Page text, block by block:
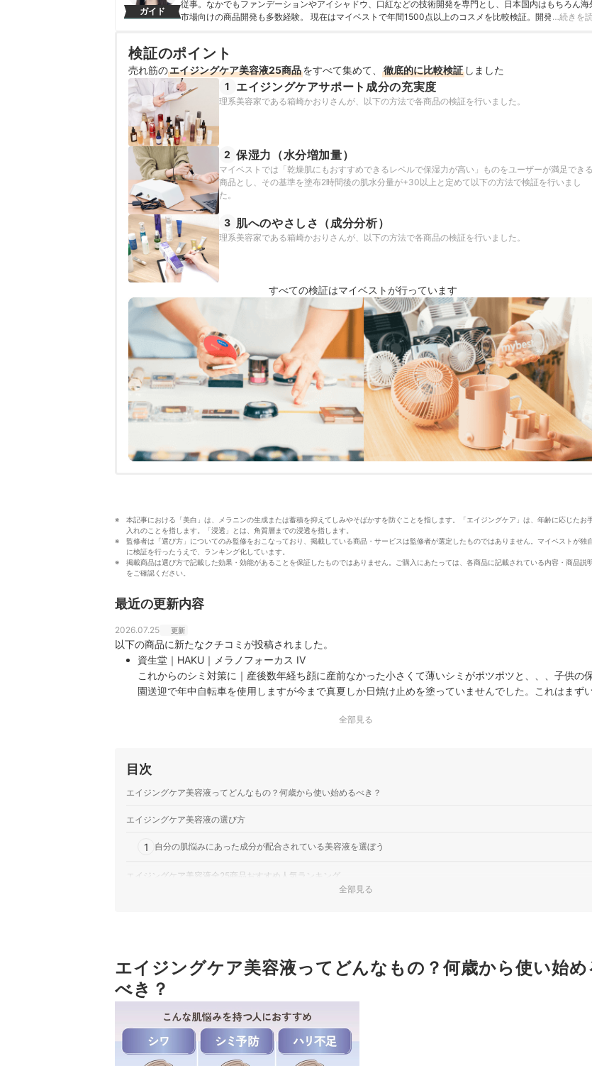
ガイド
従事。なかでもファンデーションやアイシャドウ、口紅などの技術開発を専門とし、日本国内はもちろん海
市場向けの商品開発も多数経験。 現在はマイベストで年間1500点以上のコスメを比較検証。開発現場で培
西海友梨恵（Yurie Nishiumi）のプロフィール
…続きを
検証のポイント
売れ筋のエイジングケア美容液25商品をすべて集めて、 徹底的に比較検証 しました
1
エイジングケアサポート成分の充実度
理系美容家である箱崎かおりさんが、以下の方法で各商品の検証を行いました。
2 保湿力（水分増加量）
マイベストでは「乾燥肌にもおすすめできるレベルで保湿力が高い」ものをユーザーが満足できる
商品とし、その基準を塗布2時間後の肌水分量が+30以上と定めて以下の方法で検証を行いまし
た。
3 肌へのやさしさ（成分分析）
理系美容家である箱崎かおりさんが、以下の方法で各商品の検証を行いました。
すべての検証はマイベストが行っています
本記事における「美白」は、メラニンの生成または蓄積を抑えてしみやそばかすを防ぐことを指します。「エイジングケア」は、年齢に応じたお
入れのことを指します。「浸透」とは、角質層までの浸透を指します。
監修者は「選び方」についてのみ監修をおこなっており、掲載している商品・サービスは監修者が選定したものではありません。マイベストが独
に検証を行ったうえで、ランキング化しています。
掲載商品は選び方で記載した効果・効能があることを保証したものではありません。ご購入にあたっては、各商品に記載されている内容・商品説
をご確認ください。
最近の更新内容
2026.07.25 更新
以下の商品に新たなクチコミが投稿されました。
資生堂｜HAKU｜メラノフォーカス IV
これからのシミ対策に｜産後数年経ち顔に産前なかった小さくて薄いシミがポツポツと、、、子供の
園送迎で年中自転車を使用しますが今まで真夏しか日焼け止めを塗っていませんでした。これはまず
全部見る
目次
エイジングケア美容液ってどんなもの？何歳から使い始めるべき？
エイジングケア美容液の選び方
1 自分の肌悩みにあった成分が配合されている美容液を選ぼう
エイジングケア美容液全25商品おすすめ人気ランキング
肌悩みに合わせた美容液を探している人はこちらをチェック
エイジングケア美容液の売れ筋ランキングもチェック！
全部見る
エイジングケア美容液ってどんなもの？何歳から使い始め
べき？